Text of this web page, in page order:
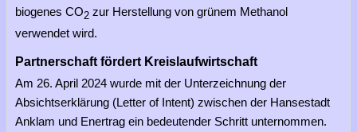
biogenes CO2 zur Herstellung von grünem Methanol
verwendet wird.
Partnerschaft fördert Kreislaufwirtschaft
Am 26. April 2024 wurde mit der Unterzeichnung der
Absichtserklärung (Letter of Intent) zwischen der Hansestadt
Anklam und Enertrag ein bedeutender Schritt unternommen.